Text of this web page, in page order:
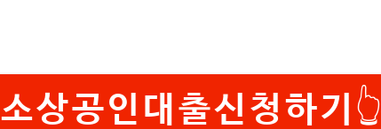
소상공인대출신청하기👆